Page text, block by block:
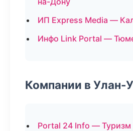
ИП Express Media —
Инфо Link Portal —
Компании в Улан-
Portal 24 Info — Туризм